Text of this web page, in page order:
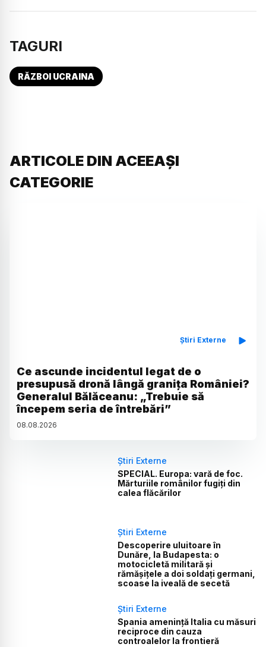
TAGURI
RĂZBOI UCRAINA
ARTICOLE DIN ACEEAȘI
CATEGORIE
Știri Externe
Ce ascunde incidentul legat de o
presupusă dronă lângă granița României?
Generalul Bălăceanu: „Trebuie să
începem seria de întrebări”
08.08.2026
Știri Externe
SPECIAL. Europa: vară de foc.
Mărturiile românilor fugiți din
calea flăcărilor
Știri Externe
Descoperire uluitoare în
Dunăre, la Budapesta: o
motocicletă militară și
rămășițele a doi soldați germani,
scoase la iveală de secetă
Știri Externe
Spania amenință Italia cu măsuri
reciproce din cauza
controalelor la frontieră